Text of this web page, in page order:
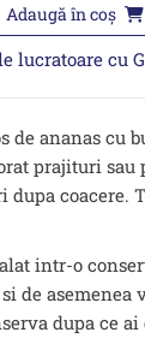
Adaugă în coș
lucratoare cu
de ananas cu
prajituri sau
dupa coacere.
intr-o
de asemenea
dupa ce ai